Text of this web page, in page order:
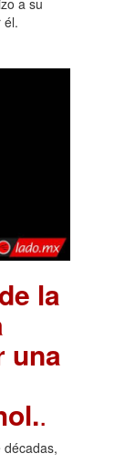
a su
él.
la
una
.